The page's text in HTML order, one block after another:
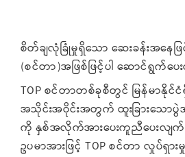
စိတ်ချလုံခြုံမှုရှိသော ဆေးခန်းအနေ
(စင်တာ)အဖြစ်ဖြင့်ပါ ဆောင်ရွက်ပ
TOP စင်တာတစ်ခုစီတွင် မြန်မာနိုင်
အသိုင်းအဝိုင်းအတွက် ထူးခြားသောပွဲ
ကို နှစ်အလိုက်အားပေးကူညီပေးလျ
ဥပမာအားဖြင့် TOP စင်တာ လှုပ်ရှားမှု